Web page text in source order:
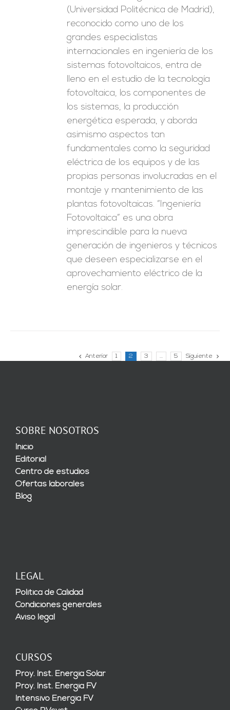
(Universidad Politécnica de Madrid),
reconocido como uno de los
grandes especialistas
internacionales en ingeniería de los
sistemas fotovoltaicos, entra de
lleno en el estudio de la tecnología
fotovoltaica, los componentes de
los sistemas, la producción
energética esperada, y aborda
asimismo aspectos tan
fundamentales como la seguridad
eléctrica de los equipos y de las
propias personas involucradas en el
montaje y mantenimiento de las
plantas fotovoltaicas. “Ingeniería
Fotovoltaica” es una obra
imprescindible para la nueva
generación de ingenieros y técnicos
que deseen especializarse en el
aprovechamiento eléctrico de la
energía solar.
Anterior 1 2 3 … 5 Siguiente
SOBRE NOSOTROS
Inicio
Editorial
Centro de estudios
Ofertas laborales
Blog
LEGAL
Política de Calidad
Condiciones generales
Aviso legal
CURSOS
Proy. Inst. Energía Solar
Proy. Inst. Energía FV
Intensivo Energía FV